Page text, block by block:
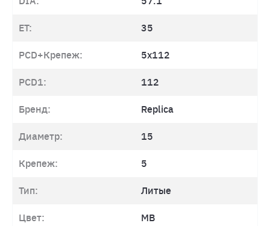
ET: 35
PCD+Крепеж: 5x112
PCD1: 112
Бренд: Replica
Диаметр: 15
Крепеж: 5
Тип: Литые
Цвет: MB